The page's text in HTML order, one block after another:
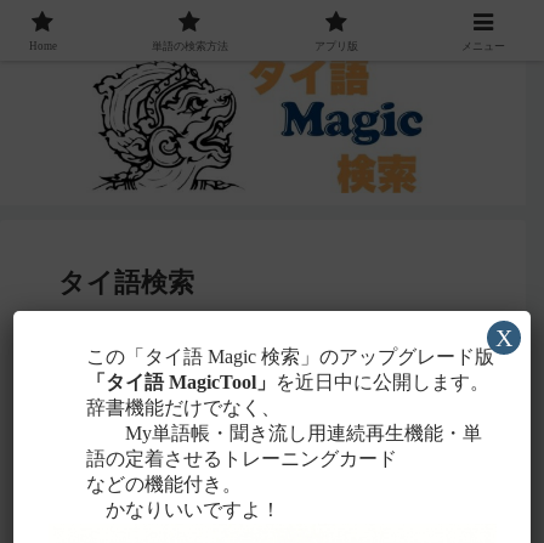
タイ語検索
・聞こえたタイ語を一番近いと感じるローマ字
に置き換えて検索！
タイ文字での検索も含め、詳しくはこちら。
Home 単語の検索方法 アプリ版 メニュー
この「タイ語 Magic 検索」のアップグレード版
「タイ語 MagicTool」
を近日中に公開します。
辞書機能だけでなく、
My単語帳・聞き流し用連続再生機能・単
語の定着させるトレーニングカード
などの機能付き。
かなりいいですよ！
X